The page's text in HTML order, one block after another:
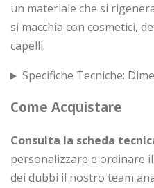
un materiale che si
si macchia con cosmetici,
capelli.
Specifiche Tecniche:
Come Acquistare
Consulta la scheda
personalizzare e ordinare
dei dubbi il nostro team